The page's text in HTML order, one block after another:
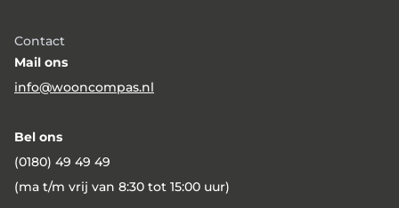
Contact
Mail ons
info@wooncompas.nl
Bel ons
(0180) 49 49 49
(ma t/m vrij van 8:30 tot 15:00 uur)